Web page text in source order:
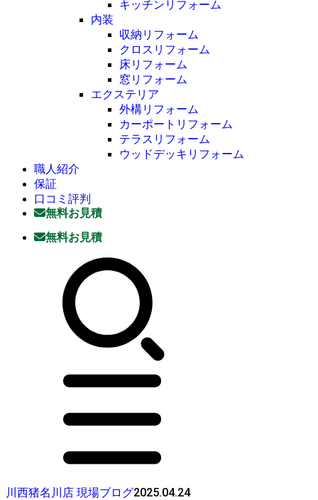
キッチンリフォーム
内装
収納リフォーム
クロスリフォーム
床リフォーム
窓リフォーム
エクステリア
外構リフォーム
カーポートリフォーム
テラスリフォーム
ウッドデッキリフォーム
職人紹介
保証
口コミ評判
無料お見積
無料お見積
川西猪名川店 現場ブログ2025.04.24